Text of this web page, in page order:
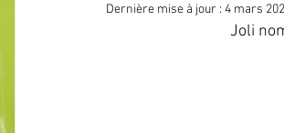
Dernière mise à jour : 4 mars